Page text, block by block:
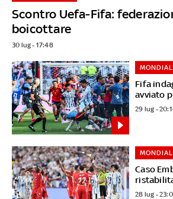
Scontro Uefa-Fifa:
boicottare
30 lug - 17:48
Fifa
avviato
29 lug -
Caso
28 lug -